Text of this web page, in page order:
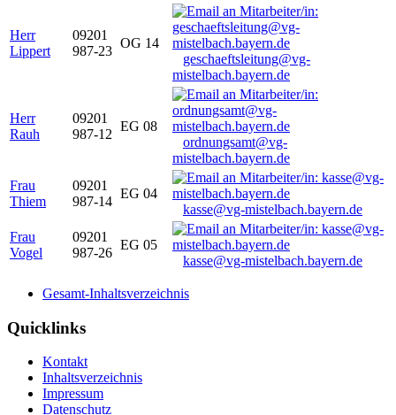
Herr
Lippert
09201
987-23
OG 14
geschaeftsleitung@vg-
mistelbach.bayern.de
Herr
Rauh
09201
987-12
EG 08
ordnungsamt@vg-
mistelbach.bayern.de
Frau
Thiem
09201
987-14
EG 04
kasse@vg-mistelbach.bayern.de
Frau
Vogel
09201
987-26
EG 05
kasse@vg-mistelbach.bayern.de
Gesamt-Inhaltsverzeichnis
Quicklinks
Kontakt
Inhaltsverzeichnis
Impressum
Datenschutz